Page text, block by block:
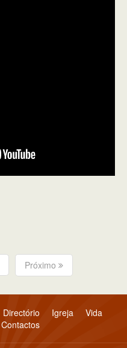
Próximo
Directório Igreja
Vida
Contactos